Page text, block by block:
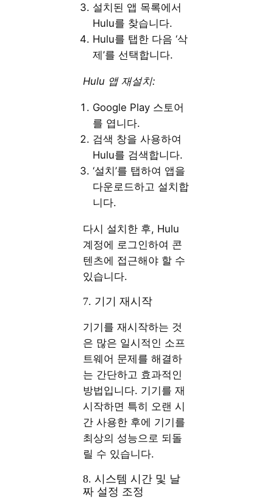
설치된 앱 목록에서
Hulu를 찾습니다.
Hulu를 탭한 다음 ‘삭
제’를 선택합니다.
Hulu 앱 재설치:
Google Play 스토어
를 엽니다.
검색 창을 사용하여
Hulu를 검색합니다.
‘설치’를 탭하여 앱을
다운로드하고 설치합
니다.
다시 설치한 후, Hulu
계정에 로그인하여 콘
텐츠에 접근해야 할 수
있습니다.
7. 기기 재시작
기기를 재시작하는 것
은 많은 일시적인 소프
트웨어 문제를 해결하
는 간단하고 효과적인
방법입니다. 기기를 재
시작하면 특히 오랜 시
간 사용한 후에 기기를
최상의 성능으로 되돌
릴 수 있습니다.
8. 시스템 시간 및 날
짜 설정 조정